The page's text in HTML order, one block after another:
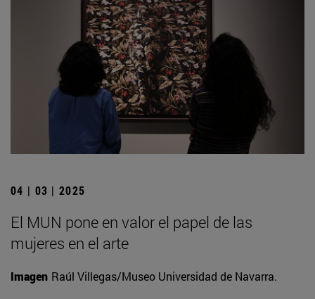
04 | 03 | 2025
El MUN pone en valor el papel de las
mujeres en el arte
Imagen Raúl Villegas/Museo Universidad de Navarra.